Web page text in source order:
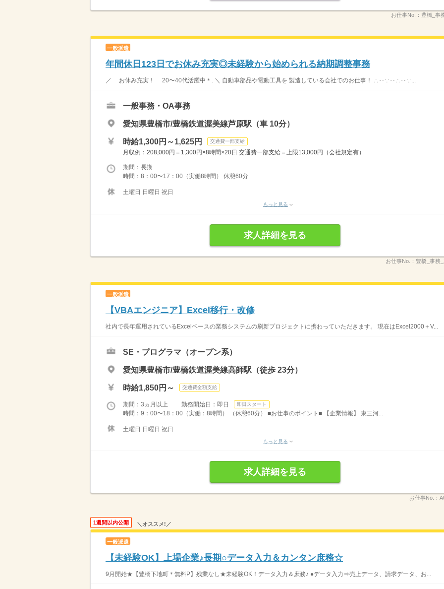
お仕事No.： 豊橋_事
一般派遣
年間休日123日でお休み充実◎未経験から始められる納期調整事務
／ お休み充実！ 20〜40代活躍中＊. ＼ 自動車部品や電動工具を 製造している会社でのお仕事！ ∴‥∵‥∴‥∵...
一般事務・OA事務
愛知県豊橋市/豊橋鉄道渥美線芦原駅（車 10分）
時給1,300円～1,625円 交通費一部支給
月収例：208,000円＝1,300円×8時間×20日 交通費一部支給＝上限13,000円（会社規定有）
期間：長期
時間：8：00〜17：00（実働8時間） 休憩60分
土曜日 日曜日 祝日
もっと見る
求人詳細を見る
お仕事No.： 豊橋_事務
一般派遣
【VBAエンジニア】Excel移行・改修
社内で長年運用されているExcelベースの業務システムの刷新プロジェクトに携わっていただきます。 現在はExcel2000＋V...
SE・プログラマ（オープン系）
愛知県豊橋市/豊橋鉄道渥美線高師駅（徒歩 23分）
時給1,850円～ 交通費全額支給
期間：3ヵ月以上 勤務開始日：即日 即日スタート
時間：9：00〜18：00（実働：8時間） （休憩60分） ■お仕事のポイント■ 【企業情報】 東三河...
土曜日 日曜日 祝日
もっと見る
求人詳細を見る
お仕事No.：
1週間以内公開 ＼オススメ!／
一般派遣
【未経験OK】上場企業♪長期○データ入力＆カンタン庶務☆
9月開始★【豊橋下地町＊無料P】残業なし★未経験OK！データ入力＆庶務♪ ●データ入力⇒売上データ、請求データ、お...